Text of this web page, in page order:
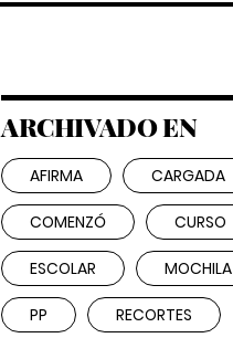
ARCHIVADO EN
AFIRMA CARGADA
COMENZÓ CURSO
ESCOLAR MOCHILA
PP RECORTES